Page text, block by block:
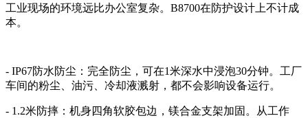
工业现场的环境远比办公室复杂。B8700在防护设计上不计成
本。
- IP67防水防尘：完全防尘，可在1米深水中浸泡30分钟。工厂
车间的粉尘、油污、冷却液溅射，都不会影响设备运行。
- 1.2米防摔：机身四角软胶包边，镁合金支架加固。从工作